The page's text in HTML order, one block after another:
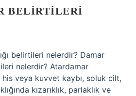
BELIRTILERI
belirtileri nelerdir? Damar
nelerdir? Atardamar
his veya kuvvet kaybı, soluk cilt,
kızarıklık, parlaklık ve